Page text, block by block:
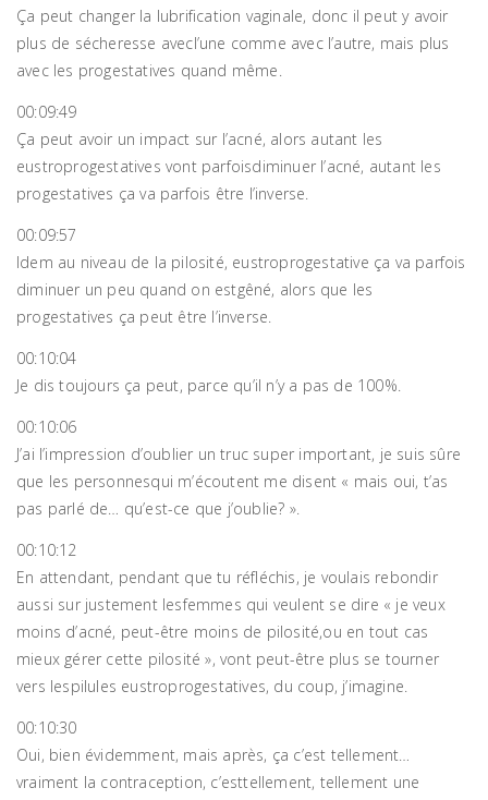
Ça peut changer la lubrification vaginale, donc il peut y avoir
plus de sécheresse avecl’une comme avec l’autre, mais plus
avec les progestatives quand même.
00:09:49
Ça peut avoir un impact sur l’acné, alors autant les
eustroprogestatives vont parfoisdiminuer l’acné, autant les
progestatives ça va parfois être l’inverse.
00:09:57
Idem au niveau de la pilosité, eustroprogestative ça va parfois
diminuer un peu quand on estgêné, alors que les
progestatives ça peut être l’inverse.
00:10:04
Je dis toujours ça peut, parce qu’il n’y a pas de 100%.
00:10:06
J’ai l’impression d’oublier un truc super important, je suis sûre
que les personnesqui m’écoutent me disent « mais oui, t’as
pas parlé de… qu’est-ce que j’oublie? ».
00:10:12
En attendant, pendant que tu réfléchis, je voulais rebondir
aussi sur justement lesfemmes qui veulent se dire « je veux
moins d’acné, peut-être moins de pilosité,ou en tout cas
mieux gérer cette pilosité », vont peut-être plus se tourner
vers lespilules eustroprogestatives, du coup, j’imagine.
00:10:30
Oui, bien évidemment, mais après, ça c’est tellement…
vraiment la contraception, c’esttellement, tellement une